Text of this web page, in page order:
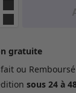
gratuite
ou
sous 24 à